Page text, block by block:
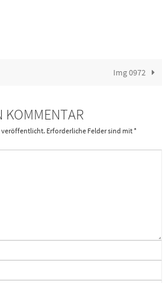
Img 0972
KOMMENTAR
veröffentlicht. Erforderliche Felder sind mit*